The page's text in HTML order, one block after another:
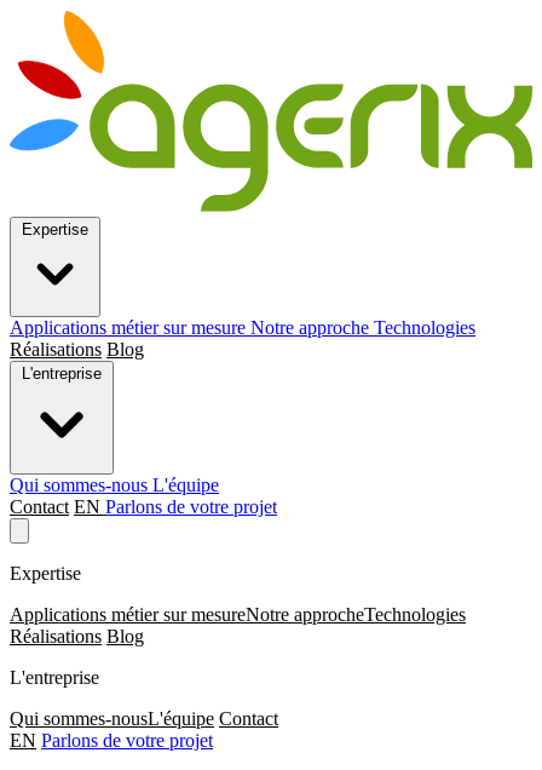
Applications métier sur mesure Notre approche Technologies
Réalisations Blog
Qui sommes-nous L'équipe
Contact EN Parlons de votre projet
Expertise
Applications métier sur mesureNotre approcheTechnologies
Réalisations Blog
L'entreprise
Qui sommes-nousL'équipe Contact
EN Parlons de votre projet